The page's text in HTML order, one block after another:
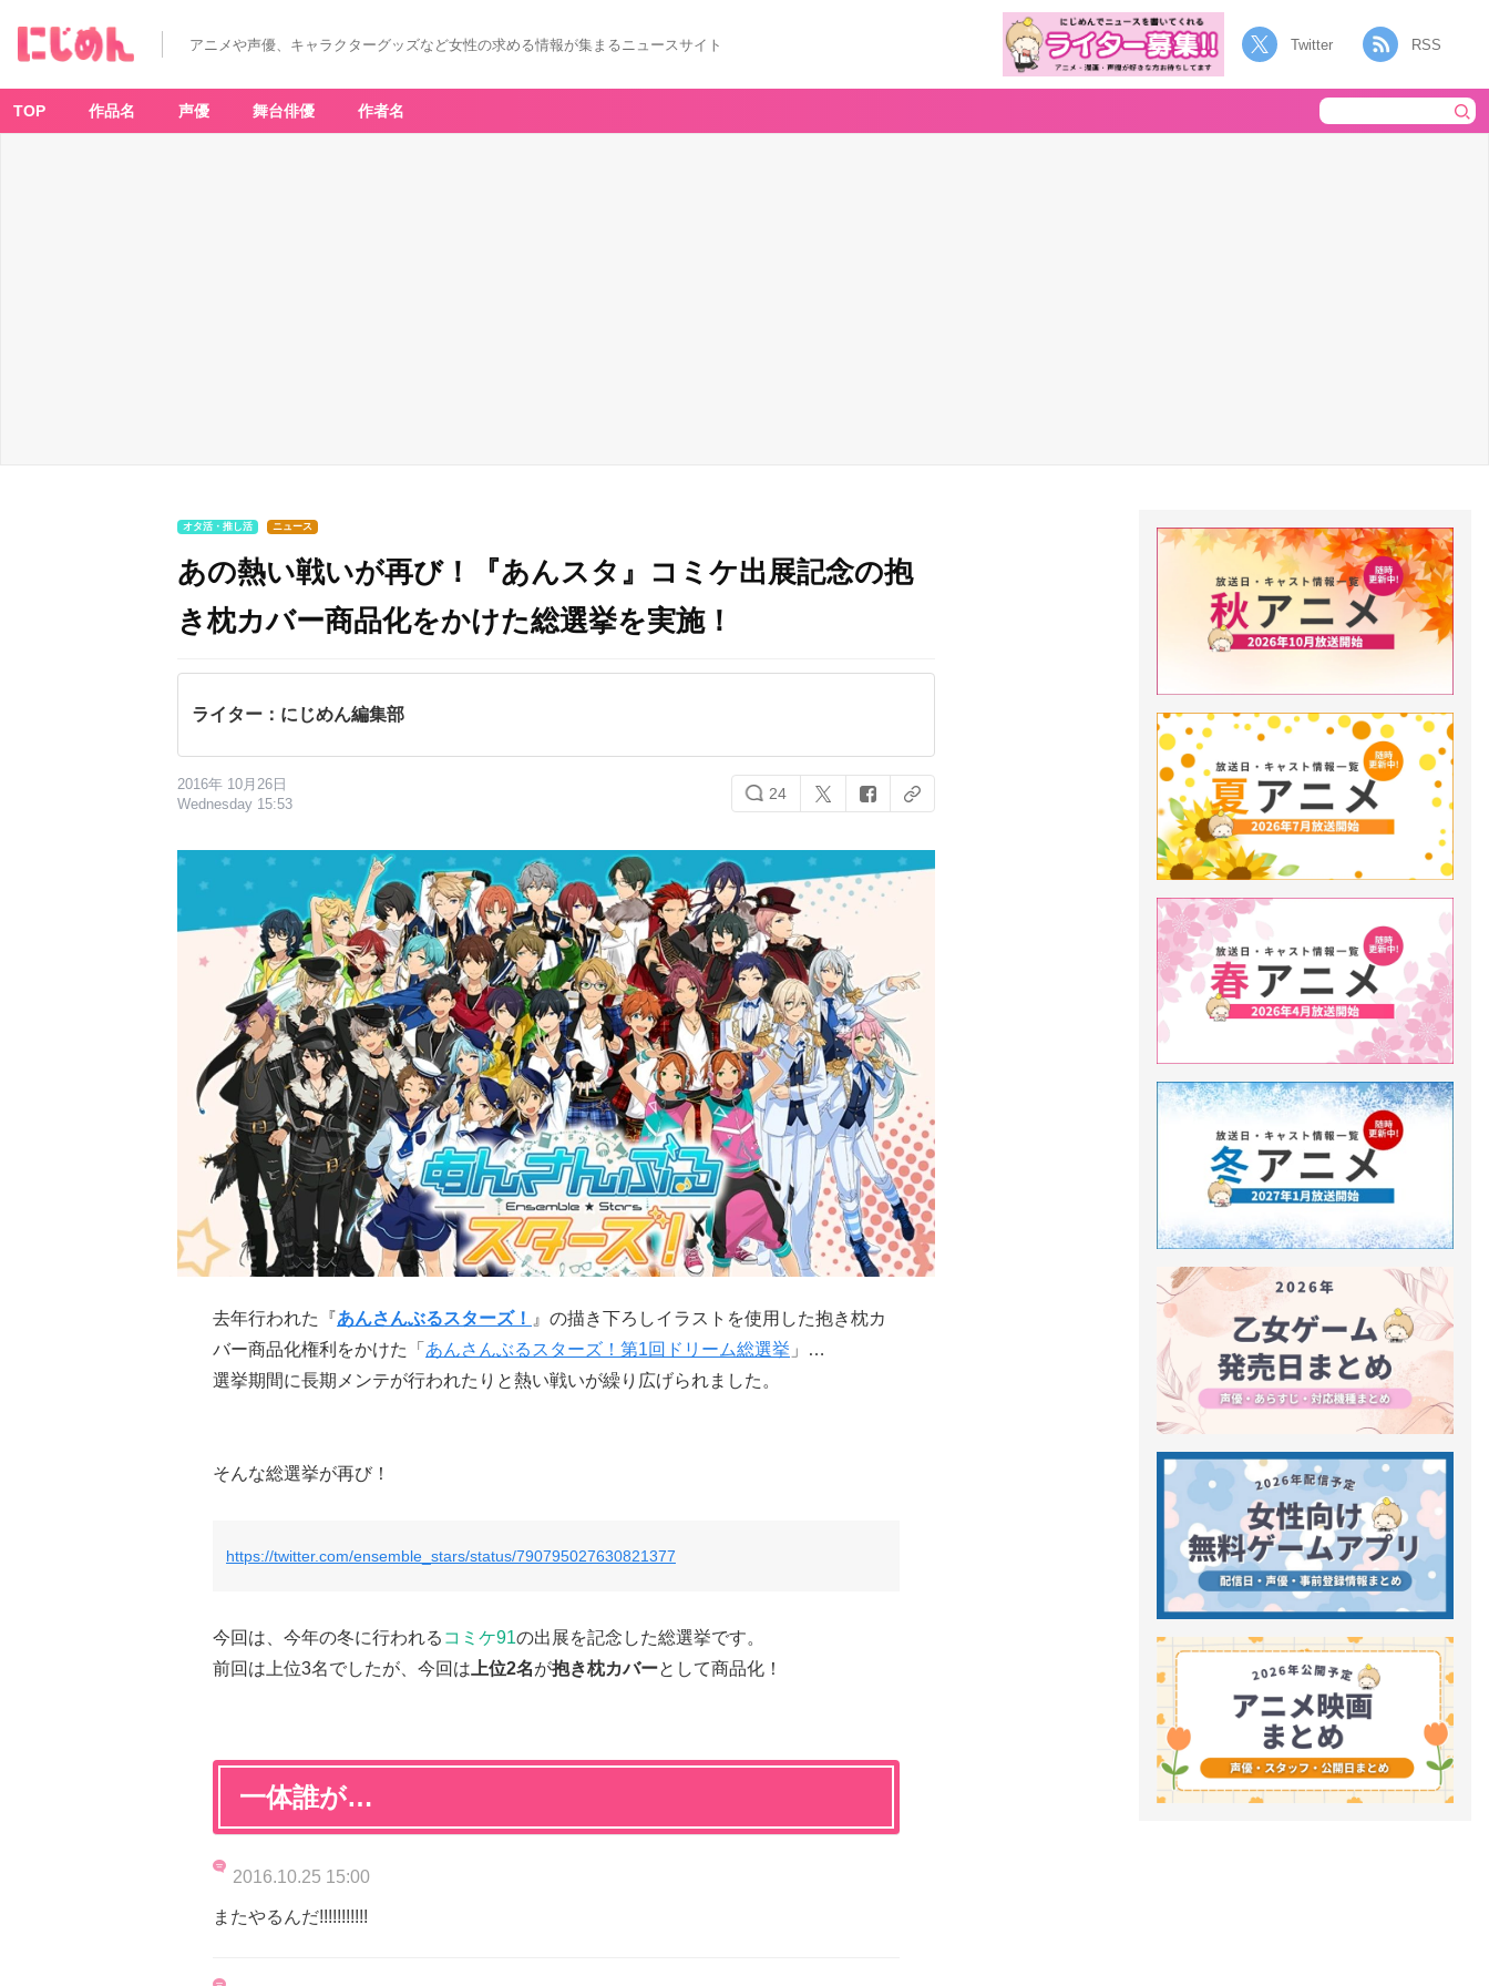
アニメや声優、キャラクターグッズなど女性の求める情報が集まるニュースサイト Twitter RSS
TOP 作品名 声優 舞台俳優 作者名
オタ活・推し活 ニュース
あの熱い戦いが再び！『あんスタ』コミケ出展記念の抱
き枕カバー商品化をかけた総選挙を実施！
ライター：にじめん編集部
2016年 10月26日
Wednesday 15:53
24
去年行われた『あんさんぶるスターズ！ 』の描き下ろしイラストを使用した抱き枕カ
バー商品化権利をかけた「 あんさんぶるスターズ！第1回ドリーム総選挙 」…
選挙期間に長期メンテが行われたりと熱い戦いが繰り広げられました。
そんな総選挙が再び！
https://twitter.com/ensemble_stars/status/790795027630821377
今回は、今年の冬に行われる コミケ91の出展を記念した総選挙です。
前回は上位3名でしたが、今回は 上位2名が抱き枕カバーとして商品化！
一体誰が…
2016.10.25 15:00
またやるんだ!!!!!!!!!!!